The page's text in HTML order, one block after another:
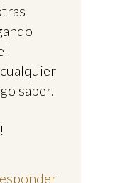
saber.